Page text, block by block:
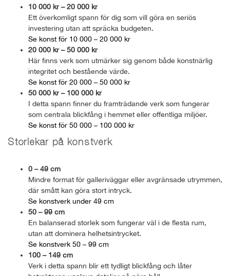
10 000 kr – 20 000 kr
Ett överkomligt spann för dig som vill göra en seriös
investering utan att spräcka budgeten.
Se konst för 10 000 – 20 000 kr
20 000 kr – 50 000 kr
Här finns verk som utmärker sig genom både konstnärlig
integritet och bestående värde.
Se konst för 20 000 – 50 000 kr
50 000 kr – 100 000 kr
I detta spann finner du framträdande verk som fungerar
som centrala blickfång i hemmet eller offentliga miljöer.
Se konst för 50 000 – 100 000 kr
Storlekar på konstverk
0 – 49 cm
Mindre format för galleriväggar eller avgränsade utrymmen,
där smått kan göra stort intryck.
Se konstverk under 49 cm
50 – 99 cm
En balanserad storlek som fungerar väl i de flesta rum,
utan att dominera helhetsintrycket.
Se konstverk 50 – 99 cm
100 – 149 cm
Verk i detta spann blir ett tydligt blickfång och låter